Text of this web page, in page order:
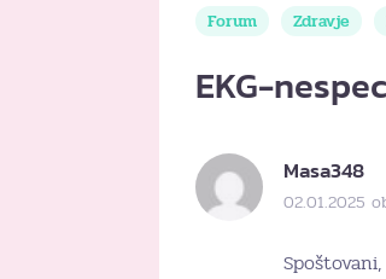
Forum Zdravje
EKG-
Masa348
02.01.2025
Spoštovani,